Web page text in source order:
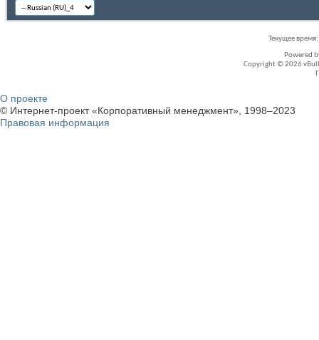
Текущее время:
Powered
Copyright © 2026
О проекте
© Интернет-проект «Корпоративный менеджмент», 1998–2023
Правовая информация